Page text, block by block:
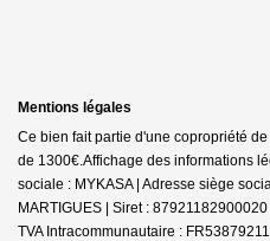
Mentions légales
Ce bien fait partie d'une copropriété
de 1300€.Affichage des informations
sociale : MYKASA | Adresse siège
MARTIGUES | Siret :
TVA Intracommunautaire :